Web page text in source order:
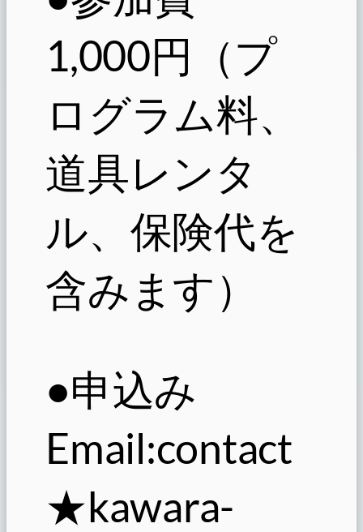
1,000円（プ
ログラム料、
道具レンタ
ル、保険代を
含みます）
●申込み
Email:contact
★kawara-